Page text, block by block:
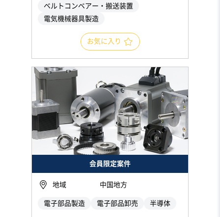
ベルトコンベアー・搬送装置
電気機械器具製造
お気に入り
会員限定案件
地域 中国地方
電子部品製造 電子部品卸売 半導体